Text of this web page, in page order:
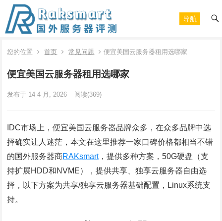
导航
您的位置 首页 常见问题 便宜美国云服务器租用选哪家
便宜美国云服务器租用选哪家
发布于 14 4 月, 2026 阅读(369)
IDC市场上，便宜美国云服务器品牌众多，在众多品牌中选
择确实让人迷茫，本文在这里推荐一家口碑价格都相当不错
的国外服务器商RAKsmart，提供多种方案，50G硬盘（支
持扩展HDD和NVME），提供共享、独享云服务器自由选
择，以下方案为共享/独享云服务器基础配置，Linux系统支
持。